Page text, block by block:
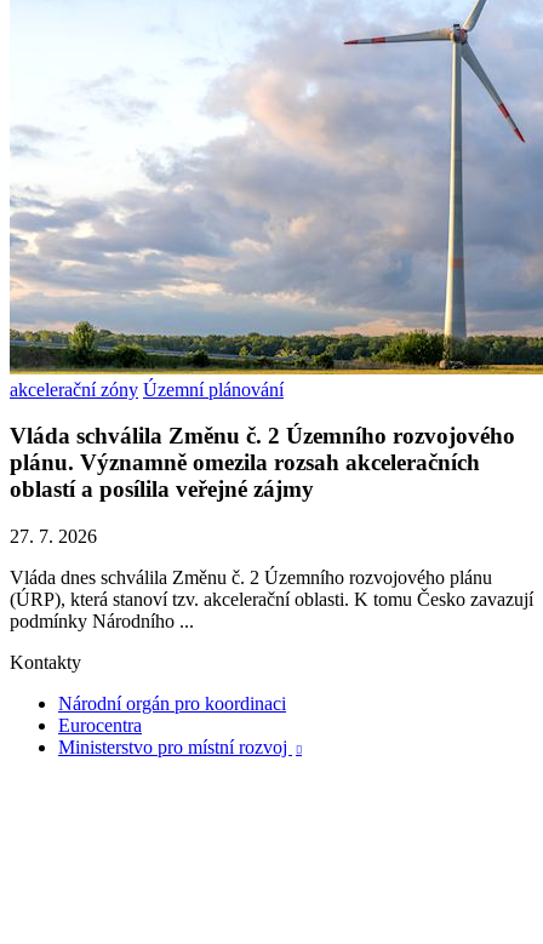
akcelerační zóny Územní plánování
Vláda schválila Změnu č. 2 Územního rozvojového
plánu. Významně omezila rozsah akceleračních
oblastí a posílila veřejné zájmy
27. 7. 2026
Vláda dnes schválila Změnu č. 2 Územního rozvojového plánu
(ÚRP), která stanoví tzv. akcelerační oblasti. K tomu Česko zavazují
podmínky Národního ...
Kontakty
Národní orgán pro koordinaci
Eurocentra
Ministerstvo pro místní rozvoj
